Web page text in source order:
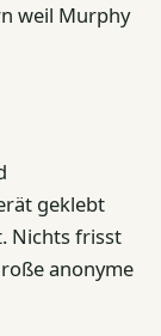
weil Murphy
geklebt
Nichts frisst
anonyme